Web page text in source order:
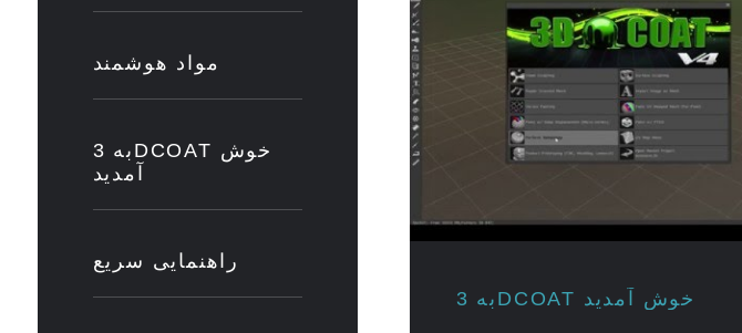
مواد هوشمند
به 3DCOAT خوش
آمدید
راهنمایی سریع
به 3DCOAT خوش آمدید